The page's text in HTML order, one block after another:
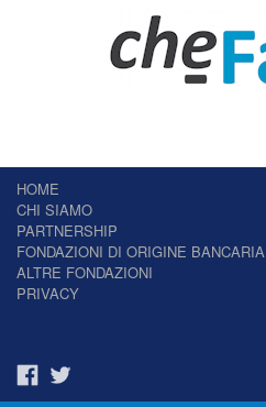
HOME
CHI SIAMO
PARTNERSHIP
FONDAZIONI DI ORIGINE BANCARIA
ALTRE FONDAZIONI
PRIVACY